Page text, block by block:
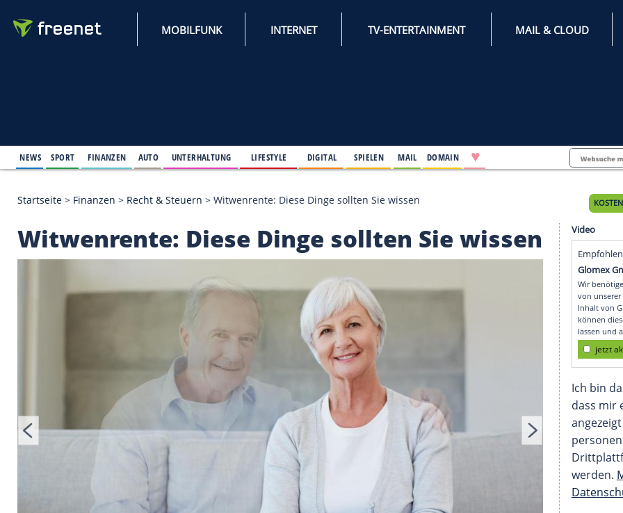
MOBILFUNK INTERNET TV-ENTERTAINMENT
Startseite >Finanzen > Recht & Steuern > Witwenrente: Diese Dinge sollten Sie wissen
Witwenrente: Diese Dinge sollten Sie